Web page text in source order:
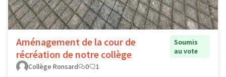
Aménagement de la cour de
récréation de notre collège
Soumis
au vote
Collège Ronsard
0 1